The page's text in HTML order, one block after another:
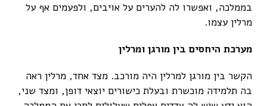
בממלכה, ואפשרו לה להערים על אויבים, ולפעמים אף על
מרלין עצמו.
מערכת היחסים בין מורגן ומרלין
הקשר בין מורגן למרלין היה מורכב. מצד אחד, מרלין ראה
בה תלמידה מוכשרת ובעלת כישורים יוצאי דופן, ומצד שני,